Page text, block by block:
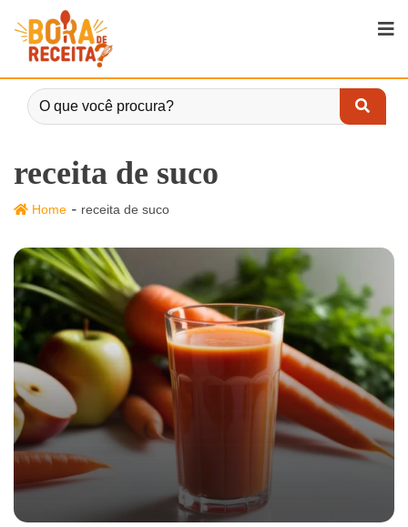
receita de suco
Home - receita de suco